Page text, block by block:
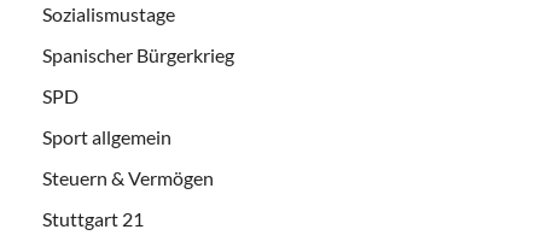
Sozialismustage
Spanischer Bürgerkrieg
SPD
Sport allgemein
Steuern & Vermögen
Stuttgart 21